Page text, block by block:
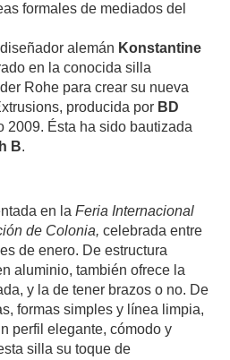
formales de mediados del
alemán Konstantine
en la conocida silla
Rohe para crear su nueva
producida por BD
2009. Ésta ha sido bautizada
B.
en laFeria Internacional
de Colonia, celebrada entre
de enero. De estructura
aluminio, también ofrece la
y la de tener brazos o no. De
formas simples y línea limpia,
perfil elegante, cómodo y
silla su toque de